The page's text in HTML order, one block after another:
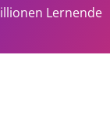
Lernende